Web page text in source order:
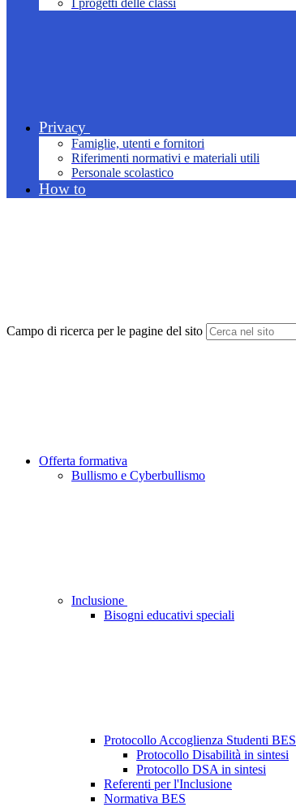
I progetti delle classi
Privacy
Famiglie, utenti e fornitori
Riferimenti normativi e materiali utili
Personale scolastico
How to
Campo di ricerca per le pagine del sito
Offerta formativa
Bullismo e Cyberbullismo
Inclusione
Bisogni educativi speciali
Protocollo Accoglienza Studenti BES
Protocollo Disabilità in sintesi
Protocollo DSA in sintesi
Referenti per l'Inclusione
Normativa BES